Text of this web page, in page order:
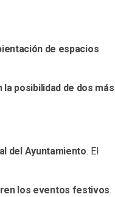
de espacios
posibilidad de dos más
del Ayuntamiento. El
los eventos festivos.